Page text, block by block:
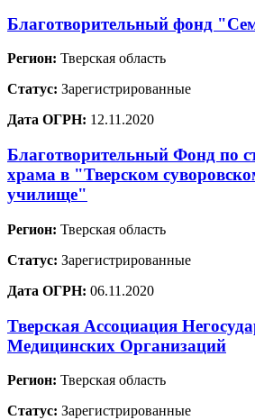
Благотворительный фонд
Регион: Тверская область
Статус: Зарегистрированные
Дата ОГРН: 12.11.2020
Благотворительный Фонд по
храма в "Тверском
училище"
Регион: Тверская область
Статус: Зарегистрированные
Дата ОГРН: 06.11.2020
Тверская Ассоциация
Медицинских Организаций
Регион: Тверская область
Статус: Зарегистрированные